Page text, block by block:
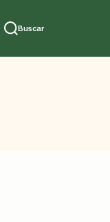
Buscar